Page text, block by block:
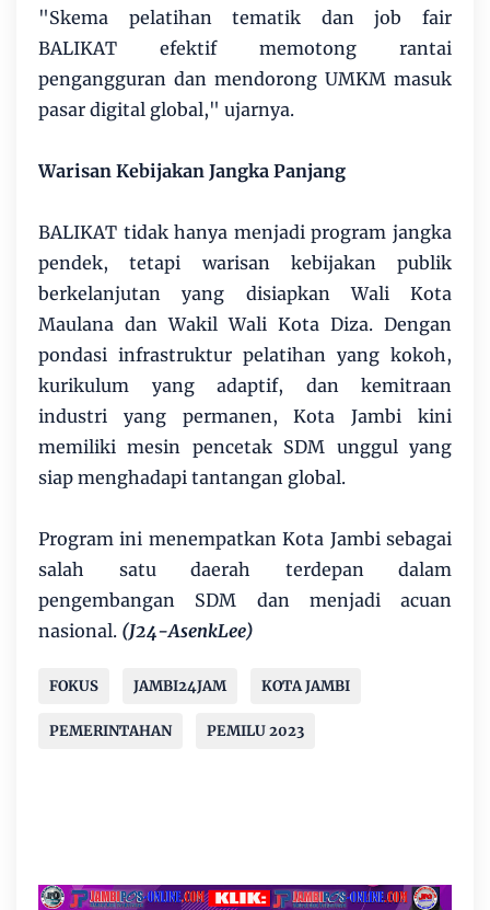
"Skema pelatihan tematik dan job fair
BALIKAT efektif memotong rantai
pengangguran dan mendorong UMKM masuk
pasar digital global," ujarnya.
Warisan Kebijakan Jangka Panjang
BALIKAT tidak hanya menjadi program jangka
pendek, tetapi warisan kebijakan publik
berkelanjutan yang disiapkan Wali Kota
Maulana dan Wakil Wali Kota Diza. Dengan
pondasi infrastruktur pelatihan yang kokoh,
kurikulum yang adaptif, dan kemitraan
industri yang permanen, Kota Jambi kini
memiliki mesin pencetak SDM unggul yang
siap menghadapi tantangan global.
Program ini menempatkan Kota Jambi sebagai
salah satu daerah terdepan dalam
pengembangan SDM dan menjadi acuan
nasional. (J24-AsenkLee)
FOKUS JAMBI24JAM KOTA JAMBI
PEMERINTAHAN PEMILU 2023